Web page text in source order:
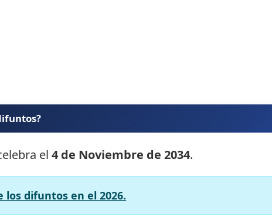
el4 de Noviembre de 2034.
los difuntos en el 2026.